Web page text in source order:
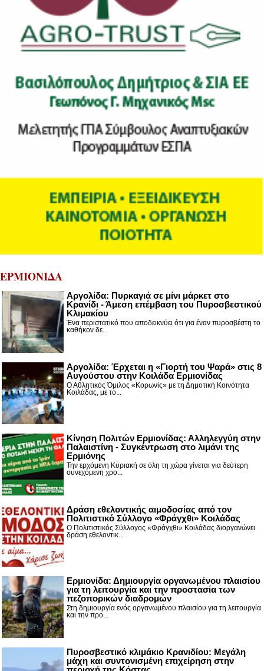
ΕΡΜΙΟΝΙΔΑ
Αργολίδα: Πυρκαγιά σε μίνι μάρκετ στο
Κρανίδι - Άμεση επέμβαση του Πυροσβεστικού
Κλιμακίου
Ένα περιστατικό που αποδεικνύει ότι για έναν πυροσβέστη το
καθήκον δε...
Αργολίδα: Έρχεται η «Γιορτή του Ψαρά» στις 8
Αυγούστου στην Κοιλάδα Ερμιονίδας
Ο Αθλητικός Όμιλος «Κορωνίς» με τη Δημοτική Κοινότητα
Κοιλάδας, με το...
Κίνηση Πολιτών Ερμιονίδας: Αλληλεγγύη στην
Παλαιστίνη - Συγκέντρωση στο λιμάνι της
Ερμιόνης
Την ερχόμενη Κυριακή σε όλη τη χώρα γίνεται για δεύτερη
συνεχόμενη χρο...
Δράση εθελοντικής αιμοδοσίας από τον
Πολιτιστικό Σύλλογο «Φράγχθι» Κοιλάδας
Ο Πολιτιστικός Σύλλογος «Φράγχθι» Κοιλάδας διοργανώνει
δράση εθελοντικ...
Ερμιονίδα: Δημιουργία οργανωμένου πλαισίου
για τη λειτουργία και την προστασία των
πεζοπορικών διαδρομών
Στη δημιουργία ενός οργανωμένου πλαισίου για τη λειτουργία
και την προ...
Πυροσβεστικό κλιμάκιο Κρανιδίου: Μεγάλη
μάχη και συντονισμένη επιχείρηση στην